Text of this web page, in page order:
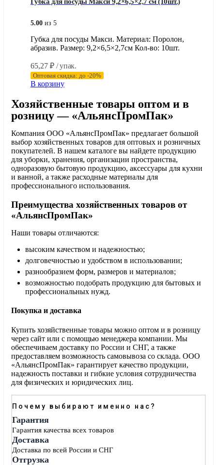
Губка для посуды Макси 9,2×6,5×2,7 см (10шт.)
5.00 из 5
Губка для посуды Макси. Материал: Поролон,
абразив. Размер: 9,2×6,5×2,7см Кол-во: 10шт.
65,27 ₽ / упак.
Оптовая скидка: до -20%
В корзину
Хозяйственные товары оптом и в
розницу — «АльянсПромПак»
Компания ООО «АльянсПромПак» предлагает большой
выбор хозяйственных товаров для оптовых и розничных
покупателей. В нашем каталоге вы найдете продукцию
для уборки, хранения, организации пространства,
одноразовую бытовую продукцию, аксессуары для кухни
и ванной, а также расходные материалы для
профессионального использования.
Преимущества хозяйственных товаров от
«АльянсПромПак»
Наши товары отличаются:
высоким качеством и надежностью;
долговечностью и удобством в использовании;
разнообразием форм, размеров и материалов;
возможностью подобрать продукцию для бытовых и
профессиональных нужд.
Покупка и доставка
Купить хозяйственные товары можно оптом и в розницу
через сайт или с помощью менеджера компании. Мы
обеспечиваем доставку по России и СНГ, а также
предоставляем возможность самовывоза со склада. ООО
«АльянсПромПак» гарантирует качество продукции,
надежность поставки и гибкие условия сотрудничества
для физических и юридических лиц.
Почему выбирают именно нас?
Гарантия
Гарантия качества всех товаров
Доставка
Доставка по всей России и СНГ
Отгрузка